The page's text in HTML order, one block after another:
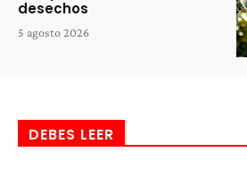
desechos
5 agosto 2026
DEBES LEER